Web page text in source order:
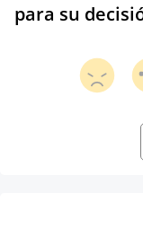
para su